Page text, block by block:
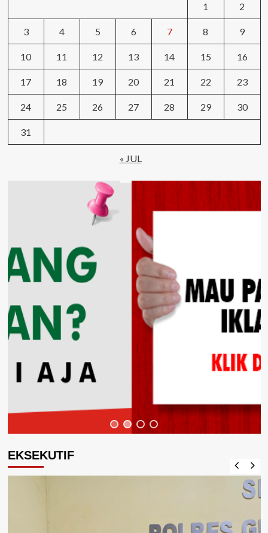
1
2
3 4 5 6 7 8 9
10 11 12 13 14 15 16
17 18 19 20 21 22 23
24 25 26 27 28 29 30
31
« JUL
EKSEKUTIF